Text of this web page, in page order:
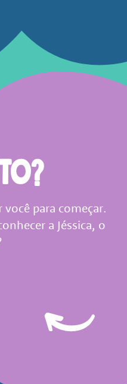
você para começar.
a Jéssica, o